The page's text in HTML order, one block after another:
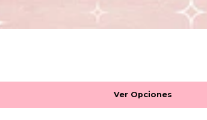
Ver Opciones